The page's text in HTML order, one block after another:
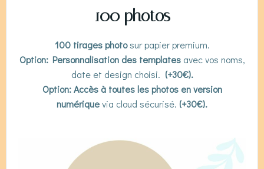
100 photos
100 tirages photosur papier premium.
Option: Personnalisation des templatesavec vos noms,
date et design choisi. (+30€).
Option: Accès à toutes les photos en version
numériquevia cloud sécurisé. (+30€).